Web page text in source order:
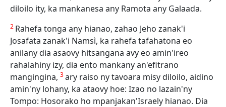
diloilo ity, ka mankanesa any Ramota any Galaada.
2 Rahefa tonga any hianao, zahao Jeho zanak'i
Josafata zanak'i Namsì, ka rahefa tafahatona eo
anilany dia asaovy hitsangana avy eo amin'ireo
rahalahiny izy, dia ento mankany an'efitrano
mangingina, 3ary raiso ny tavoara misy diloilo, aidino
amin'ny lohany, ka ataovy hoe: Izao no lazain'ny
Tompo: Hosorako ho mpanjakan'Israely hianao. Dia